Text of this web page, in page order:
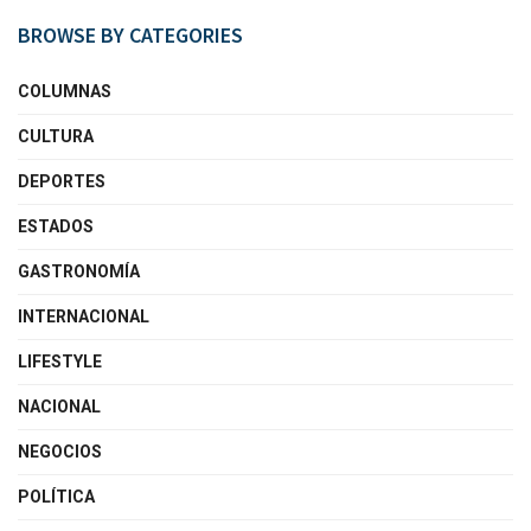
BROWSE BY CATEGORIES
COLUMNAS
CULTURA
DEPORTES
ESTADOS
GASTRONOMÍA
INTERNACIONAL
LIFESTYLE
NACIONAL
NEGOCIOS
POLÍTICA